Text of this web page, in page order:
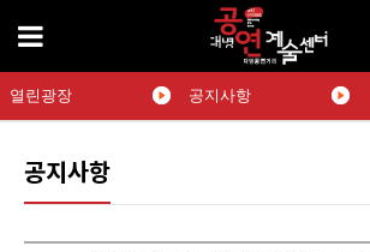
열린광장 공지사항
공지사항